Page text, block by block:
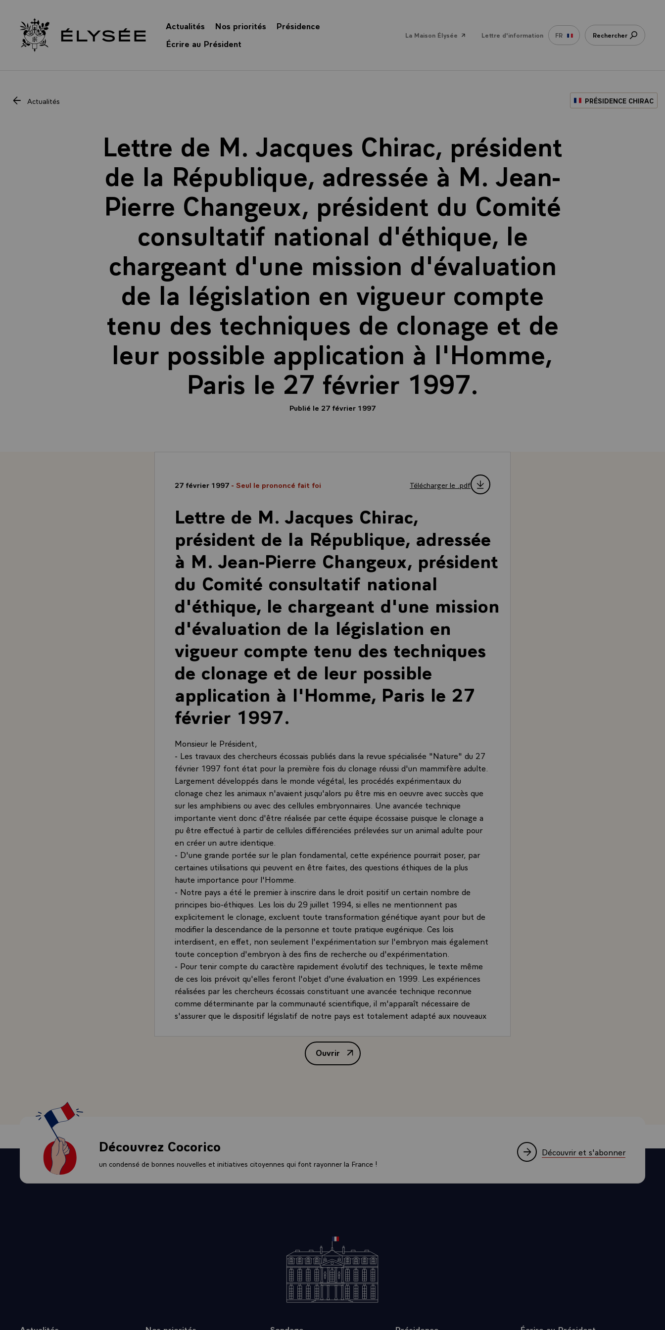
Retour à l’accueil Élysée
Actualités Nos priorités
Présidence
Écrire au Président
La Maison Élysée Lettre d'information FR Rechercher
Actualités PRÉSIDENCE CHIRAC
Lettre de M. Jacques Chirac, président
de la République, adressée à M. Jean-
Pierre Changeux, président du Comité
consultatif national d'éthique, le
chargeant d'une mission d'évaluation
de la législation en vigueur compte
tenu des techniques de clonage et de
leur possible application à l'Homme,
Paris le 27 février 1997.
Publié le 27 février 1997
27 février 1997 - Seul le prononcé fait foi Télécharger le .pdf
Lettre de M. Jacques Chirac,
président de la République, adressée
à M. Jean-Pierre Changeux, président
du Comité consultatif national
d'éthique, le chargeant d'une mission
d'évaluation de la législation en
vigueur compte tenu des techniques
de clonage et de leur possible
application à l'Homme, Paris le 27
février 1997.
Monsieur le Président,
- Les travaux des chercheurs écossais publiés dans la revue spécialisée "Nature" du 27
février 1997 font état pour la première fois du clonage réussi d'un mammifère adulte.
Largement développés dans le monde végétal, les procédés expérimentaux du
clonage chez les animaux n'avaient jusqu'alors pu être mis en oeuvre avec succès que
sur les amphibiens ou avec des cellules embryonnaires. Une avancée technique
importante vient donc d'être réalisée par cette équipe écossaise puisque le clonage a
pu être effectué à partir de cellules différenciées prélevées sur un animal adulte pour
en créer un autre identique.
- D'une grande portée sur le plan fondamental, cette expérience pourrait poser, par
certaines utilisations qui peuvent en être faites, des questions éthiques de la plus
haute importance pour l'Homme.
- Notre pays a été le premier à inscrire dans le droit positif un certain nombre de
principes bio-éthiques. Les lois du 29 juillet 1994, si elles ne mentionnent pas
explicitement le clonage, excluent toute transformation génétique ayant pour but de
modifier la descendance de la personne et toute pratique eugénique. Ces lois
interdisent, en effet, non seulement l'expérimentation sur l'embryon mais également
toute conception d'embryon à des fins de recherche ou d'expérimentation.
- Pour tenir compte du caractère rapidement évolutif des techniques, le texte même
de ces lois prévoit qu'elles feront l'objet d'une évaluation en 1999. Les expériences
réalisées par les chercheurs écossais constituant une avancée technique reconnue
comme déterminante par la communauté scientifique, il m'apparaît nécessaire de
s'assurer que le dispositif législatif de notre pays est totalement adapté aux nouveaux
- Je vous demande donc de procéder à une analyse complète de notre dispositif
normatif et de me proposer, le cas échéant, les adaptations qui vous paraîtraient
nécessaires pour éviter tout risque d'utilisation de ces techniques de clonage sur
Ouvrir
Lettre de M. Jacques Chirac, président de la République, adressée à M. Jean-Pierre
Découvrez Cocorico
un condensé de bonnes nouvelles et initiatives citoyennes qui font rayonner la France !
Découvrir et s'abonner